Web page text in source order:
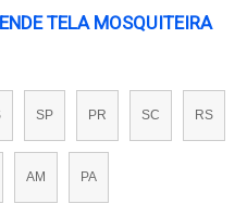
TELA MOSQUITEIRA
SP PR SC RS
AM PA